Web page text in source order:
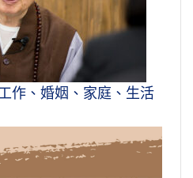
作、婚姻、家庭、生活